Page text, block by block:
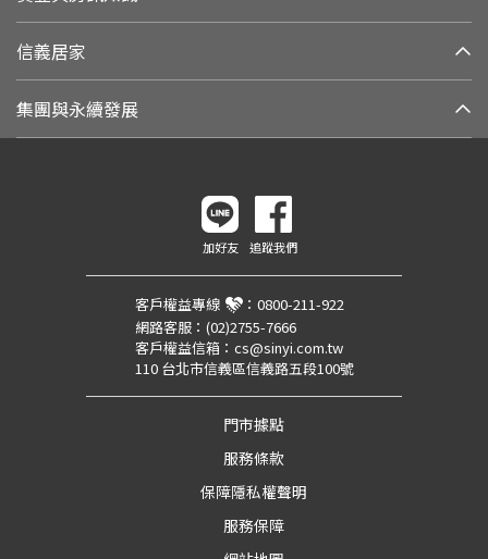
信義居家
集團與永續發展
加好友 追蹤我們
客戶權益專線 ： 0800-211-922
網路客服： (02)2755-7666
客戶權益信箱： cs@sinyi.com.tw
110 台北市信義區信義路五段100號
門市據點
服務條款
保障隱私權聲明
服務保障